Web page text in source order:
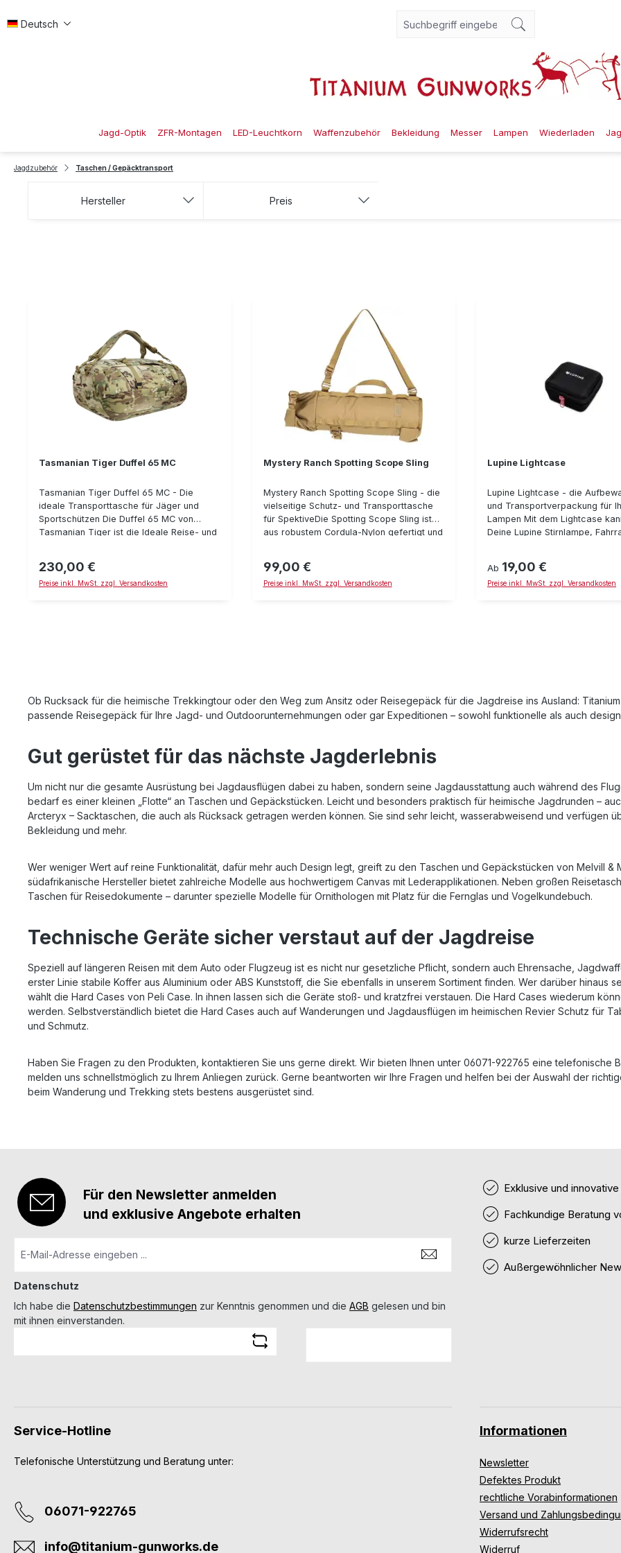
Deutsch
Jagd-Optik ZFR-Montagen LED-Leuchtkorn Waffenzubehör Bekleidung Messer Lampen Wiederladen
Jagdzubehör Taschen / Gepäcktransport
Hersteller Preis
Tasmanian Tiger Duffel 65 MC
Tasmanian Tiger Duffel 65 MC - Die
ideale Transporttasche für Jäger und
Sportschützen Die Duffel 65 MC von
Tasmanian Tiger ist die Ideale Reise- und
Details: Volumen: 65LAbmessungen:
70x36x28cmGewicht: 1,42 kgMaterial:
unter dem Deckelgepolsterter
BodenBungee-Cord-Kompression im
System auf der Außenseite zum anbringen
von Zubehörweitere innentaschen mit
Reißverschlüssen
Regulärer Preis:
230,00 €
Preise inkl. MwSt. zzgl. Versandkosten
Mystery Ranch Spotting Scope Sling
Mystery Ranch Spotting Scope Sling - die
vielseitige Schutz- und Transporttasche
für SpektiveDie Spotting Scope Sling ist
aus robustem Cordula-Nylon gefertigt und
Rollverschluß wird das Spektiv sicher im
Inneren der Tragetasche gehalten und vor
Stativ) erlauben die Verwendung der
Tragetasche als minimaoistisches
Rucksack.Details:Packvolumen: ca. 5
LiterGewicht: ca. 400 gAbmessungen: ca.
43 x 15 x 13 cmSchulter-Trageriemen2
Hand-Griffe2x Daisy-Chain für
BefestigungsmöglichkeitenKompressions-
Riemen
Regulärer Preis:
99,00 €
Preise inkl. MwSt. zzgl. Versandkosten
Lupine Lightcase
Lupine Lightcase - die
und Transportverpackung für
Lampen Mit dem Lightcase
Deine Lupine Stirnlampe,
Reisen mitnehmen. Das
aus einem 600D-
Passend für: SL Mono, SL
M: 200 × 110 × 85 mm
waschen
Regulärer Preis:
Ab 19,00 €
Preise inkl. MwSt. zzgl. Versandkosten
Ob Rucksack für die heimische Trekkingtour oder den Weg zum Ansitz oder Reisegepäck für die Jagdreise ins Ausland:
passende Reisegepäck für Ihre Jagd- und Outdoorunternehmungen oder gar Expeditionen – sowohl funktionelle als auch
Gut gerüstet für das nächste Jagderlebnis
Um nicht nur die gesamte Ausrüstung bei Jagdausflügen dabei zu haben, sondern seine Jagdausstattung auch während des
bedarf es einer kleinen „Flotte“ an Taschen und Gepäckstücken. Leicht und besonders praktisch für heimische Jagdrunden –
Arcteryx – Sacktaschen, die auch als Rücksack getragen werden können. Sie sind sehr leicht, wasserabweisend und verfügen
Bekleidung und mehr.
Wer weniger Wert auf reine Funktionalität, dafür mehr auch Design legt, greift zu den Taschen und Gepäckstücken von Melvill &
südafrikanische Hersteller bietet zahlreiche Modelle aus hochwertigem Canvas mit Lederapplikationen. Neben großen
Taschen für Reisedokumente – darunter spezielle Modelle für Ornithologen mit Platz für die Fernglas und Vogelkundebuch.
Technische Geräte sicher verstaut auf der Jagdreise
Speziell auf längeren Reisen mit dem Auto oder Flugzeug ist es nicht nur gesetzliche Pflicht, sondern auch Ehrensache,
erster Linie stabile Koffer aus Aluminium oder ABS Kunststoff, die Sie ebenfalls in unserem Sortiment finden. Wer darüber hinaus
wählt die Hard Cases von Peli Case. In ihnen lassen sich die Geräte stoß- und kratzfrei verstauen. Die Hard Cases wiederum
werden. Selbstverständlich bietet die Hard Cases auch auf Wanderungen und Jagdausflügen im heimischen Revier Schutz für
und Schmutz.
Haben Sie Fragen zu den Produkten, kontaktieren Sie uns gerne direkt. Wir bieten Ihnen unter 06071-922765 eine telefonische
melden uns schnellstmöglich zu Ihrem Anliegen zurück. Gerne beantworten wir Ihre Fragen und helfen bei der Auswahl der
beim Wanderung und Trekking stets bestens ausgerüstet sind.
Für den Newsletter anmelden
und exklusive Angebote erhalten
Datenschutz
Ich habe die Datenschutzbestimmungen zur Kenntnis genommen und die AGB gelesen und bin
mit ihnen einverstanden.
Exklusive und
Fachkundige Beratung
kurze Lieferzeiten
Außergewöhnlicher
Service-Hotline
Telefonische Unterstützung und Beratung unter:
06071-922765
info@titanium-gunworks.de
Informationen
Newsletter
Defektes Produkt
rechtliche Vorabinformationen
Versand und
Widerrufsrecht
Widerruf